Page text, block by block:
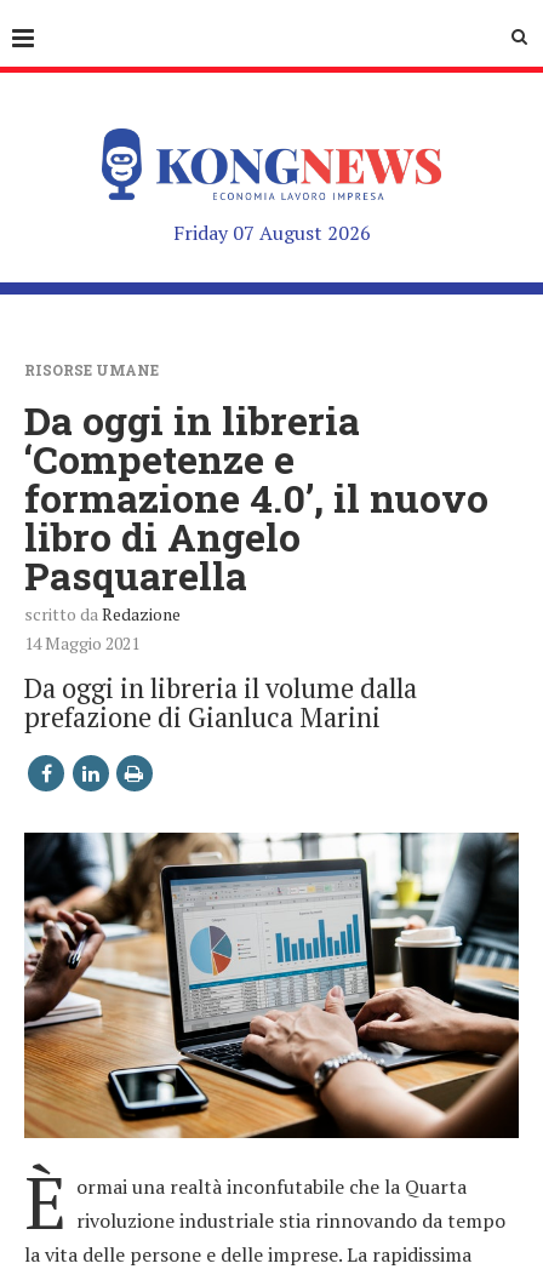
Friday 07 August 2026
RISORSE UMANE
Da oggi in libreria
‘Competenze e
formazione 4.0’, il nuovo
libro di Angelo
Pasquarella
scritto da Redazione
14 Maggio 2021
Da oggi in libreria il volume dalla
prefazione di Gianluca Marini
È ormai una realtà inconfutabile che la Quarta
rivoluzione industriale stia rinnovando da tempo
la vita delle persone e delle imprese. La rapidissima